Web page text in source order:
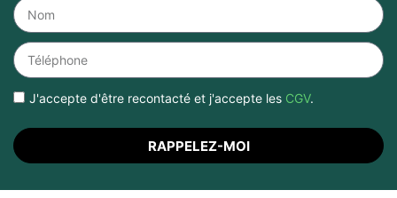
J'accepte d'être recontacté et j'accepte les CGV.
RAPPELEZ-MOI